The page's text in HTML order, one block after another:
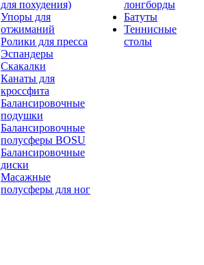
для похудения)
Упоры для
отжиманий
Ролики для пресса
Эспандеры
Скакалки
Канаты для
кроссфита
Балансировочные
подушки
Балансировочные
полусферы BOSU
Балансировочные
диски
Масажные
полусферы для ног
лонгборды
Батуты
Теннисные
столы